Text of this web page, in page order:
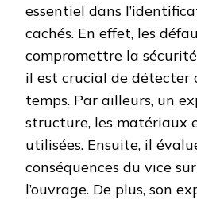
essentiel dans
cachés. En effet, les
compromettre la
il est crucial de détecter
temps. Par ailleurs, un
structure, les matériaux
utilisées. Ensuite, il
conséquences du vice
l’ouvrage. De plus, son